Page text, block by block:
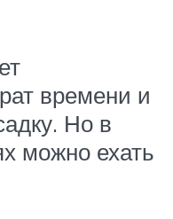
времени и
Но в
можно ехать